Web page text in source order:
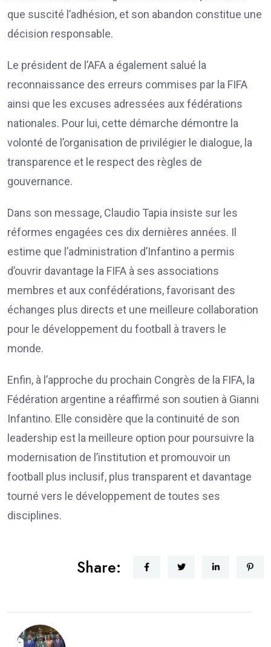
que suscité l’adhésion, et son abandon constitue une
décision responsable.
Le président de l’AFA a également salué la
reconnaissance des erreurs commises par la FIFA
ainsi que les excuses adressées aux fédérations
nationales. Pour lui, cette démarche démontre la
volonté de l’organisation de privilégier le dialogue, la
transparence et le respect des règles de
gouvernance.
Dans son message, Claudio Tapia insiste sur les
réformes engagées ces dix dernières années. Il
estime que l’administration d’Infantino a permis
d’ouvrir davantage la FIFA à ses associations
membres et aux confédérations, favorisant des
échanges plus directs et une meilleure collaboration
pour le développement du football à travers le
monde.
Enfin, à l’approche du prochain Congrès de la FIFA, la
Fédération argentine a réaffirmé son soutien à Gianni
Infantino. Elle considère que la continuité de son
leadership est la meilleure option pour poursuivre la
modernisation de l’institution et promouvoir un
football plus inclusif, plus transparent et davantage
tourné vers le développement de toutes ses
disciplines.
Share: